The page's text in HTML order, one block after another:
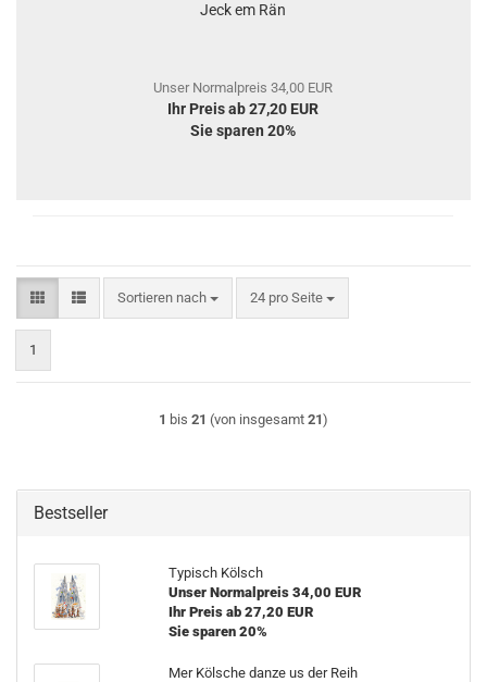
Jeck em Rän
Unser Normalpreis 34,00 EUR
Ihr Preis ab 27,20 EUR
Sie sparen 20%
Sortieren nach
Sortieren nach 24 pro Seite
pro Seite
1
1 bis 21 (von insgesamt 21)
Bestseller
Typisch Kölsch
Unser Normalpreis 34,00 EUR
Ihr Preis ab 27,20 EUR
Sie sparen 20%
Mer Kölsche danze us der Reih